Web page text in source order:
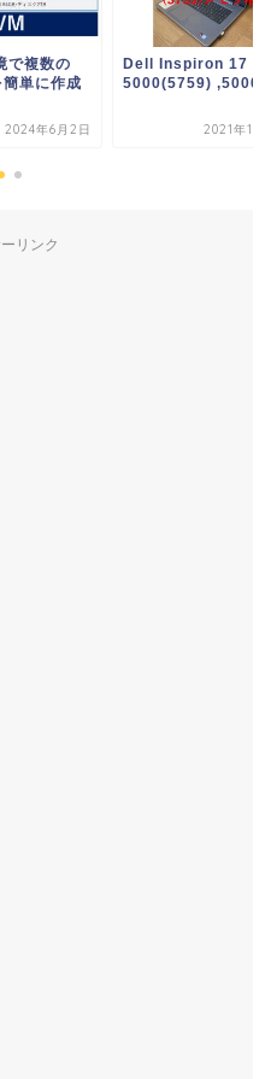
17
,5000...
2021年11月21日
Linux OSのプロセ
メモリ使用量とOS
2025年2
リンク